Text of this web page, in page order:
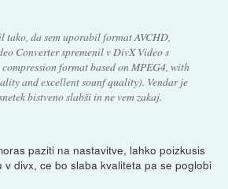
tako, da sem uporabil format AVCHD,
Converter spremenil v DivX Video s
format based on MPEG4, with
and excellent sounf quality). Vendar je
bistveno slabši in ne vem zakaj.
paziti na nastavitve, lahko poizkusis
v divx, ce bo slaba kvaliteta pa se poglobi